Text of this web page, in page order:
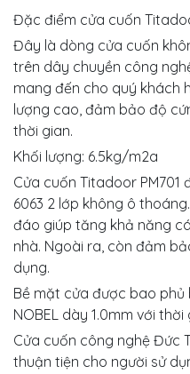
Đặc điểm cửa cuốn
Đây là dòng cửa cuốn
trên dây chuyền công
mang đến cho quý khách
lượng cao, đảm bảo độ
thời gian.
Khối lượng: 6.5kg/m2a
Cửa cuốn Titadoor
6063 2 lớp không ô
đáo giúp tăng khả năng
nhà. Ngoài ra, còn đảm
dụng.
Bề mặt cửa được bao
NOBEL dày 1.0mm với
Cửa cuốn công nghệ Đức
thuận tiện cho người sử